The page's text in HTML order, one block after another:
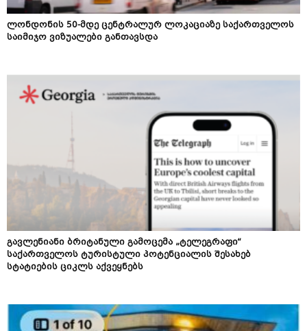
ლონდონის 50-მდე ცენტრალურ ლოკაციაზე საქართველოს
საიმიჯო ვიზუალები განთავსდა
გავლენიანი ბრიტანული გამოცემა „ტელეგრაფი“
საქართველოს ტურისტული პოტენციალის შესახებ
სტატიების ციკლს აქვეყნებს